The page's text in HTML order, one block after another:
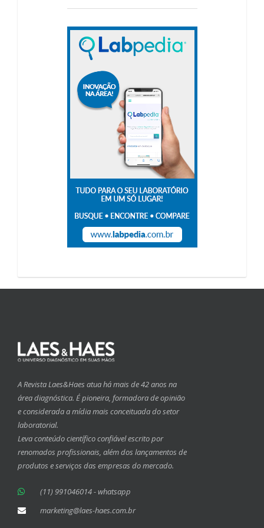
A Revista Laes&Haes atua há mais de 42 anos na
área diagnóstica. É pioneira, formadora de opinião
e considerada a mídia mais conceituada do setor
laboratorial.
Leva conteúdo científico confiável escrito por
renomados profissionais, além dos lançamentos de
produtos e serviços das empresas do mercado.
(11) 991046014 - whatsapp
marketing@laes-haes.com.br